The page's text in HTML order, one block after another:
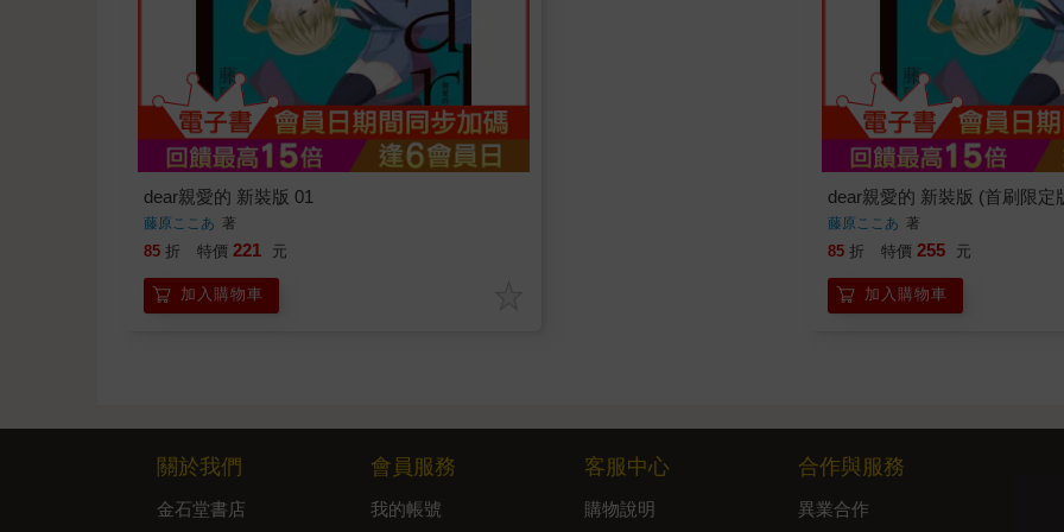
dear親愛的 新裝版 01
藤原ここあ 著
85 折 特價 221 元
加入購物車
dear親愛的 新裝版 (首刷限定
藤原ここあ 著
85 折 特價 255 元
加入購物車
關於我們
金石堂書店
會員服務
我的帳號
客服中心
購物說明
合作與服務
異業合作